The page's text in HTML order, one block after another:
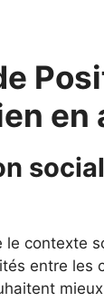
en
le contexte
entre les